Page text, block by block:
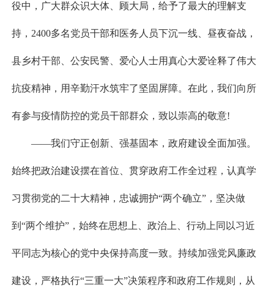
役中，广大群众识大体、顾大局，给予了最大的理解支
持，2400多名党员干部和医务人员下沉一线、昼夜奋战，
县乡村干部、公安民警、爱心人士用真心大爱诠释了伟大
抗疫精神，用辛勤汗水筑牢了坚固屏障。在此，我们向所
有参与疫情防控的党员干部群众，致以崇高的敬意!
——我们守正创新、强基固本，政府建设全面加强。
始终把政治建设摆在首位、贯穿政府工作全过程，认真学
习贯彻党的二十大精神，忠诚拥护“两个确立”，坚决做
到“两个维护”，始终在思想上、政治上、行动上同以习近
平同志为核心的党中央保持高度一致。持续加强党风廉政
建设，严格执行“三重一大”决策程序和政府工作规则，从